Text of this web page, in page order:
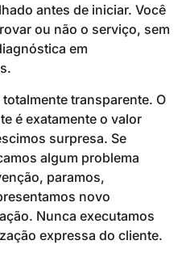
antes de iniciar. Você
ou não o serviço, sem
em
transparente. O
é exatamente o valor
surpresa. Se
algum problema
paramos,
novo
Nunca executamos
expressa do cliente.